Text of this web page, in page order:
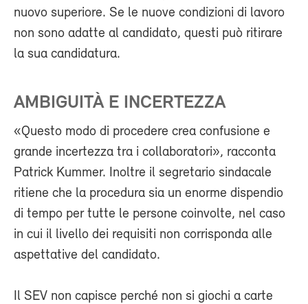
nuovo superiore. Se le nuove condizioni di lavoro
non sono adatte al candidato, questi può ritirare
la sua candidatura.
AMBIGUITÀ E INCERTEZZA
«Questo modo di procedere crea confusione e
grande incertezza tra i collaboratori», racconta
Patrick Kummer. Inoltre il segretario sindacale
ritiene che la procedura sia un enorme dispendio
di tempo per tutte le persone coinvolte, nel caso
in cui il livello dei requisiti non corrisponda alle
aspettative del candidato.
Il SEV non capisce perché non si giochi a carte